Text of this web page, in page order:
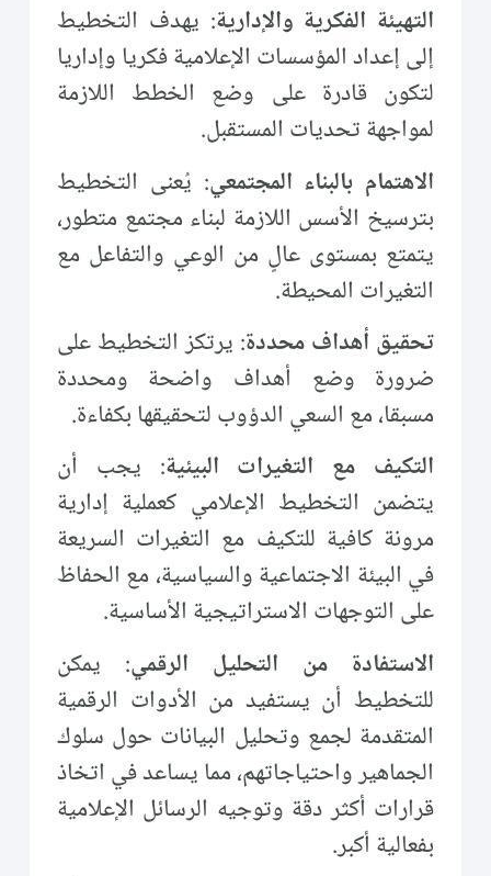
التهيئة الفكرية والإدارية: يهدف التخطيط
إلى إعداد المؤسسات الإعلامية فكريا وإداريا
لتكون قادرة على وضع الخطط اللازمة
لمواجهة تحديات المستقبل.
الاهتمام بالبناء المجتمعي: يُعنى التخطيط
بترسيخ الأسس اللازمة لبناء مجتمع متطور،
يتمتع بمستوى عالٍ من الوعي والتفاعل مع
التغيرات المحيطة.
تحقيق أهداف محددة: يرتكز التخطيط على
ضرورة وضع أهداف واضحة ومحددة
مسبقا، مع السعي الدؤوب لتحقيقها بكفاءة.
التكيف مع التغيرات البيئية: يجب أن
يتضمن التخطيط الإعلامي كعملية إدارية
مرونة كافية للتكيف مع التغيرات السريعة
في البيئة الاجتماعية والسياسية، مع الحفاظ
على التوجهات الاستراتيجية الأساسية.
الاستفادة من التحليل الرقمي: يمكن
للتخطيط أن يستفيد من الأدوات الرقمية
المتقدمة لجمع وتحليل البيانات حول سلوك
الجماهير واحتياجاتهم، مما يساعد في اتخاذ
قرارات أكثر دقة وتوجيه الرسائل الإعلامية
بفعالية أكبر.